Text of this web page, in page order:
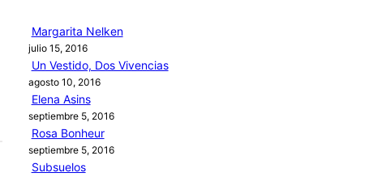
rMargarita Nelken
julio 15, 2016
Un Vestido, Dos Vivencias
agosto 10, 2016
Elena Asins
septiembre 5, 2016
Rosa Bonheur
septiembre 5, 2016
Subsuelos